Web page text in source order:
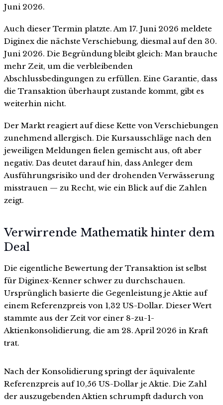
Juni 2026.
Auch dieser Termin platzte. Am 17. Juni 2026 meldete
Diginex die nächste Verschiebung, diesmal auf den 30.
Juni 2026. Die Begründung bleibt gleich: Man brauche
mehr Zeit, um die verbleibenden
Abschlussbedingungen zu erfüllen. Eine Garantie, dass
die Transaktion überhaupt zustande kommt, gibt es
weiterhin nicht.
Der Markt reagiert auf diese Kette von Verschiebungen
zunehmend allergisch. Die Kursausschläge nach den
jeweiligen Meldungen fielen gemischt aus, oft aber
negativ. Das deutet darauf hin, dass Anleger dem
Ausführungsrisiko und der drohenden Verwässerung
misstrauen — zu Recht, wie ein Blick auf die Zahlen
zeigt.
Verwirrende Mathematik hinter dem
Deal
Die eigentliche Bewertung der Transaktion ist selbst
für Diginex-Kenner schwer zu durchschauen.
Ursprünglich basierte die Gegenleistung je Aktie auf
einem Referenzpreis von 1,32 US-Dollar. Dieser Wert
stammte aus der Zeit vor einer 8-zu-1-
Aktienkonsolidierung, die am 28. April 2026 in Kraft
trat.
Nach der Konsolidierung springt der äquivalente
Referenzpreis auf 10,56 US-Dollar je Aktie. Die Zahl
der auszugebenden Aktien schrumpft dadurch von